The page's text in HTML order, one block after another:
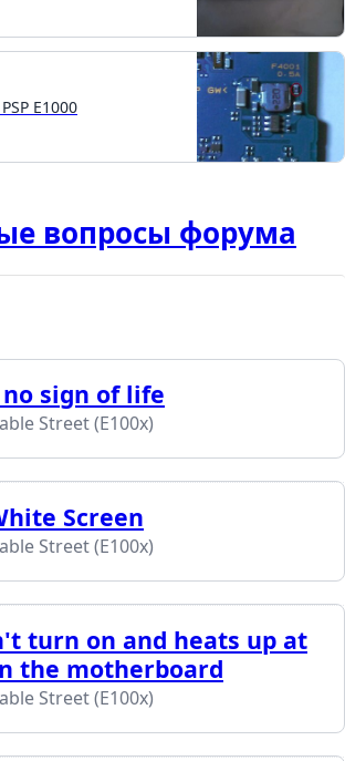
E1000
вопросы форума
no sign of life
Street (E100x)
Screen
Street (E100x)
turn on and heats up at
the motherboard
Street (E100x)